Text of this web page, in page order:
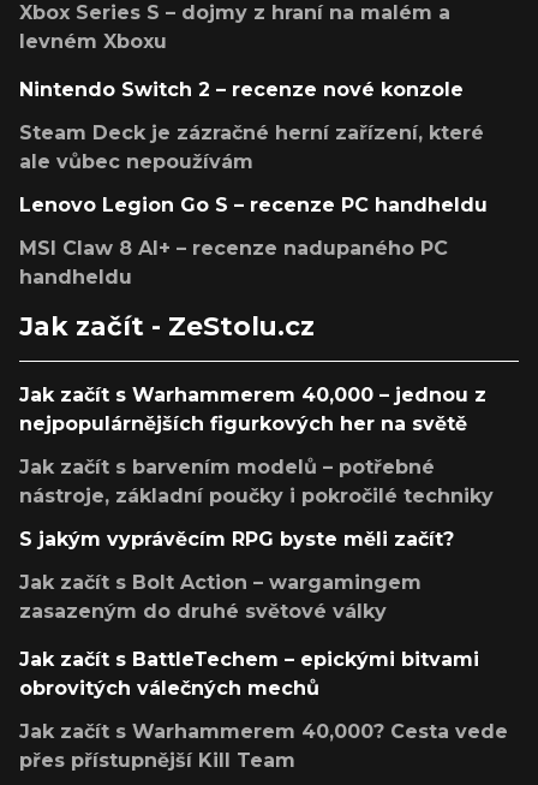
Xbox Series S – dojmy z hraní na malém a
levném Xboxu
Nintendo Switch 2 – recenze nové konzole
Steam Deck je zázračné herní zařízení, které
ale vůbec nepoužívám
Lenovo Legion Go S – recenze PC handheldu
MSI Claw 8 AI+ – recenze nadupaného PC
handheldu
Jak začít - ZeStolu.cz
Jak začít s Warhammerem 40,000 – jednou z
nejpopulárnějších figurkových her na světě
Jak začít s barvením modelů – potřebné
nástroje, základní poučky i pokročilé techniky
S jakým vyprávěcím RPG byste měli začít?
Jak začít s Bolt Action – wargamingem
zasazeným do druhé světové války
Jak začít s BattleTechem – epickými bitvami
obrovitých válečných mechů
Jak začít s Warhammerem 40,000? Cesta vede
přes přístupnější Kill Team